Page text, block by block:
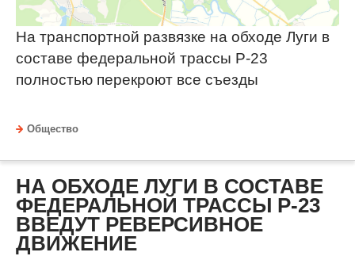
На транспортной развязке на обходе Луги в
составе федеральной трассы Р-23
полностью перекроют все съезды
Общество
НА ОБХОДЕ ЛУГИ В СОСТАВЕ
ФЕДЕРАЛЬНОЙ ТРАССЫ Р-23
ВВЕДУТ РЕВЕРСИВНОЕ
ДВИЖЕНИЕ